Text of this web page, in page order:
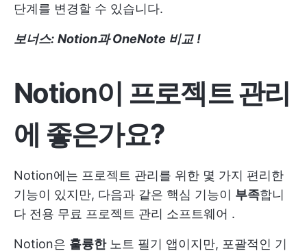
단계를 변경할 수 있습니다.
보너스: Notion과 OneNote 비교 !
Notion이 프로젝트 관리
에 좋은가요?
Notion에는 프로젝트 관리를 위한 몇 가지 편리한
기능이 있지만, 다음과 같은 핵심 기능이 부족합니
다 전용 무료 프로젝트 관리 소프트웨어 .
Notion은 훌륭한노트 필기 앱이지만, 포괄적인 기